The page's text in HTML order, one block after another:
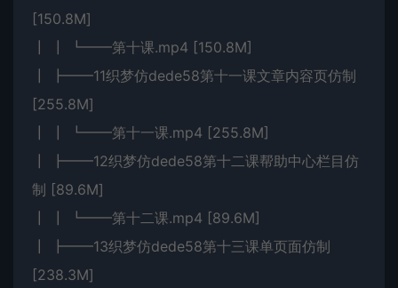
[150.8M]
┃ ┃ ┗━━第十课.mp4 [150.8M]
┃ ┣━━11织梦仿dede58第十一课文章内容页仿制
[255.8M]
┃ ┃ ┗━━第十一课.mp4 [255.8M]
┃ ┣━━12织梦仿dede58第十二课帮助中心栏目仿
制 [89.6M]
┃ ┃ ┗━━第十二课.mp4 [89.6M]
┃ ┣━━13织梦仿dede58第十三课单页面仿制
[238.3M]